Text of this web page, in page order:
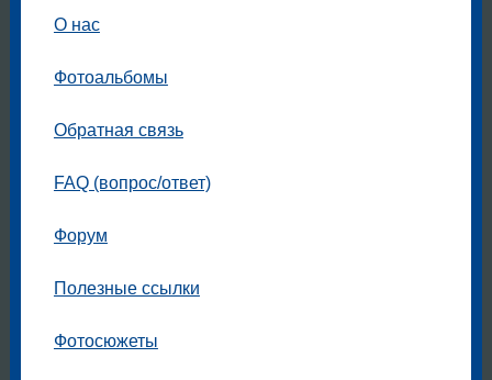
О нас
Фотоальбомы
Обратная связь
FAQ (вопрос/ответ)
Форум
Полезные ссылки
Фотосюжеты